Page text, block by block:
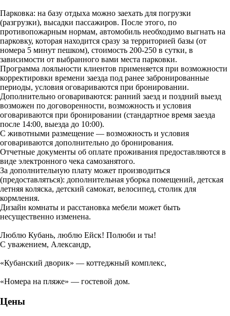
Парковка: на базу отдыха можно заехать для погрузки
(разгрузки), высадки пассажиров. После этого, по
противопожарным нормам, автомобиль необходимо выгнать на
парковку, которая находится сразу за территорией базы (от
номера 5 минут пешком), стоимость 200-250 в сутки, в
зависимости от выбранного вами места парковки.
Программа лояльности клиентов применяется при возможности
корректировки времени заезда под ранее забронированные
периоды, условия оговариваются при бронировании.
Дополнительно оговариваются: ранний заезд и поздний выезд
возможен по договоренности, возможность и условия
оговариваются при бронировании (стандартное время заезда
после 14:00, выезда до 10:00).
С животными размещение — возможность и условия
оговариваются дополнительно до бронирования.
Отчетные документы об оплате проживания предоставляются в
виде электронного чека самозанятого.
За дополнительную плату может производиться
(предоставляться): дополнительная уборка помещений, детская
летняя коляска, детский самокат, велосипед, столик для
кормления.
Дизайн комнаты и расстановка мебели может быть
несущественно изменена.
Люблю Кубань, люблю Ейск! Полюби и ты!
С уважением, Александр,
«Кубанский дворик» — коттеджный комплекс,
«Номера на пляже» — гостевой дом.
Цены